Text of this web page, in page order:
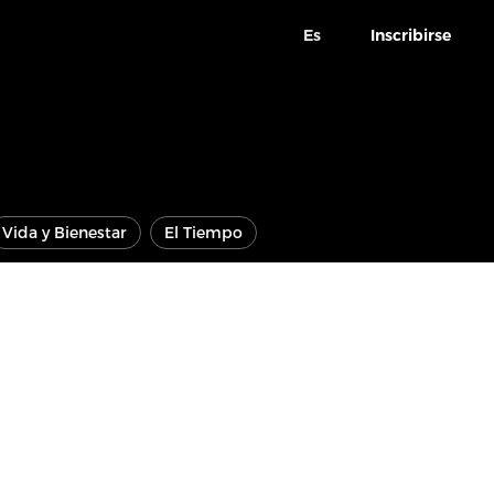
Es Inscribirse
Vida y Bienestar El Tiempo